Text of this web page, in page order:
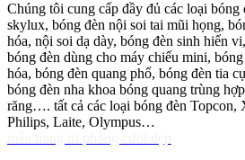
Chúng tôi cung cấp đầy đủ các loại bóng
skylux, bóng đèn nội soi tai mũi họng,
hóa, nội soi dạ dày, bóng đèn sinh hiển
bóng đèn dùng cho máy chiếu mini,
hóa, bóng đèn quang phổ, bóng đèn tia
bóng đèn nha khoa bóng quang trùng
răng…. tất cả các loại bóng đèn Topcon,
Philips, Laite, Olympus…